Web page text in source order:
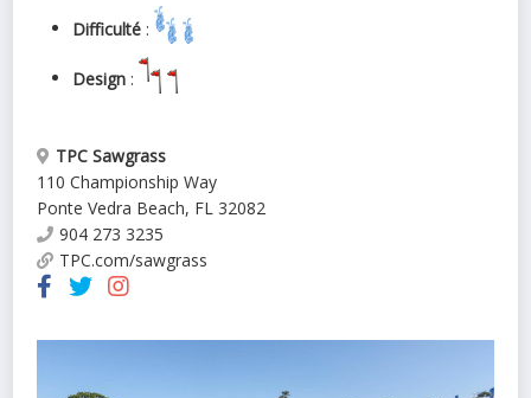
Difficulté :
Design :
TPC Sawgrass
110 Championship Way
Ponte Vedra Beach, FL 32082
904 273 3235
TPC.com/sawgrass